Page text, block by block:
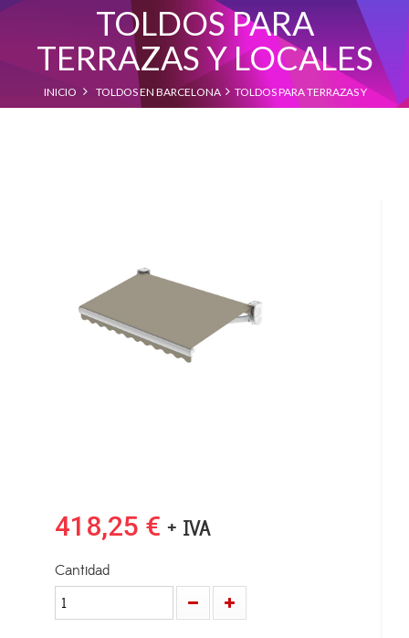
TOLDOS PARA
TERRAZAS Y LOCALES
INICIO TOLDOS EN BARCELONA
TOLDOS PARA TERRAZAS Y
LOCALES
418,25 € + IVA
Cantidad